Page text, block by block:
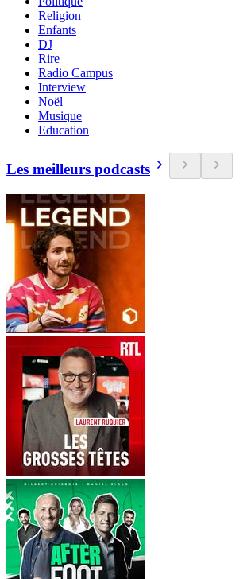
Religion
Enfants
DJ
Rire
Radio Campus
Interview
Noël
Musique
Education
Les meilleurs podcasts